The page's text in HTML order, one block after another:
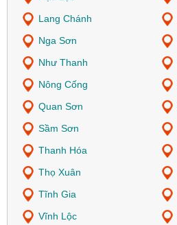
Lang Chánh
Nga Sơn
Như Thanh
Nông Cống
Quan Sơn
Sầm Sơn
Thanh Hóa
Thọ Xuân
Tĩnh Gia
Vĩnh Lộc